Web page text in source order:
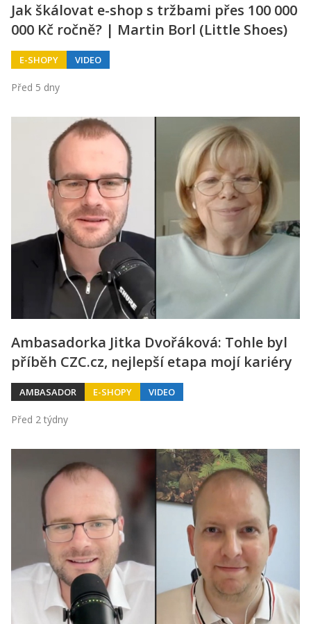
Jak škálovat e-shop s tržbami přes 100 000
000 Kč ročně? | Martin Borl (Little Shoes)
E-SHOPY VIDEO
Před 5 dny
Ambasadorka Jitka Dvořáková: Tohle byl
příběh CZC.cz, nejlepší etapa mojí kariéry
AMBASADOR E-SHOPY VIDEO
Před 2 týdny